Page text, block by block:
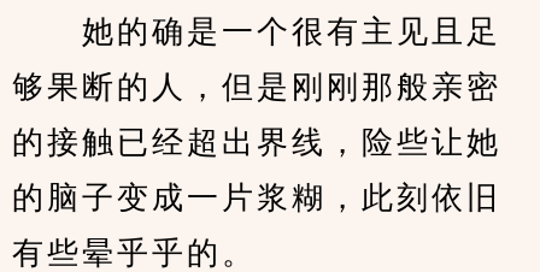
她的确是一个很有主见且足
够果断的人，但是刚刚那般亲密
的接触已经超出界线，险些让她
的脑子变成一片浆糊，此刻依旧
有些晕乎乎的。